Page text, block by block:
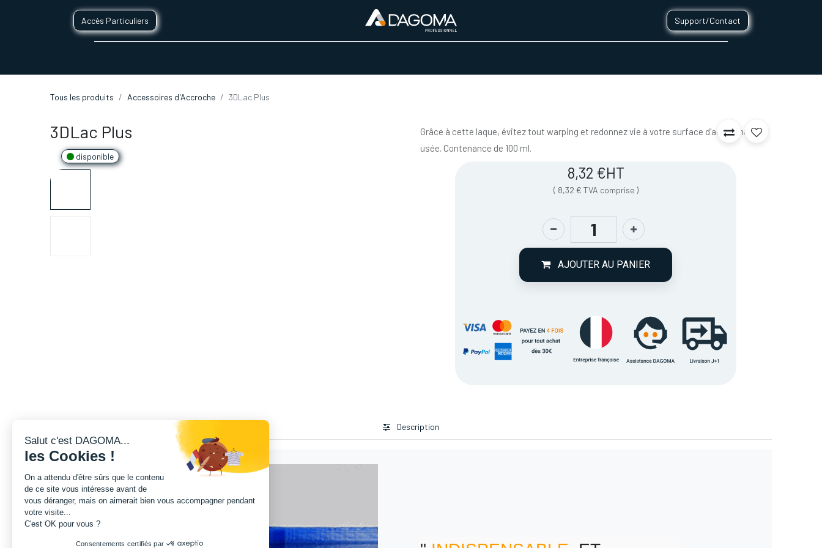
Accès Particuliers Support/Contact
Tous les produits Accessoires d'Accroche 3DLac Plus
3DLac Plus
disponible
Grâce à cette laque, évitez tout warping et redonnez vie à votre surface d'accroche
usée. Contenance de 100 ml.
8,32 €HT
( 8,32 € TVA comprise )
AJOUTER AU PANIER
Description
Salut c'est DAGOMA...
les Cookies !
On a attendu d'être sûrs que le contenu
de ce site vous intéresse avant de
vous déranger, mais on aimerait bien vous accompagner pendant
votre visite...
C'est OK pour vous ?
Consentements certifiés par